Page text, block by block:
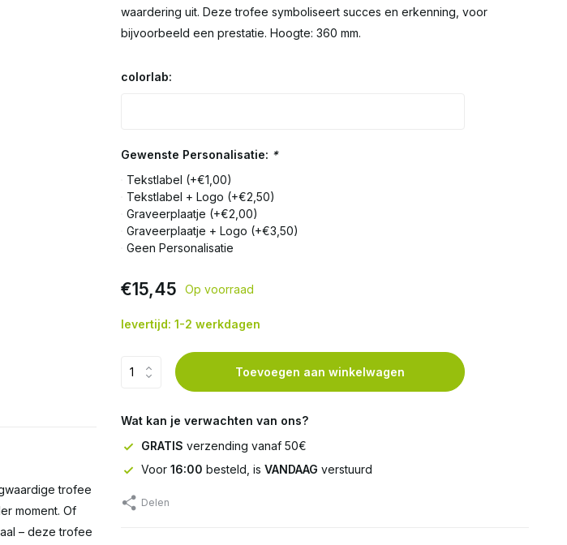
trofee
moment. Of
– deze trofee
waardering uit. Deze trofee symboliseert succes en erkenning, voor
bijvoorbeeld een prestatie. Hoogte: 360 mm.
colorlab:
Gewenste Personalisatie: *
Tekstlabel (+€1,00)
Tekstlabel + Logo (+€2,50)
Graveerplaatje (+€2,00)
Graveerplaatje + Logo (+€3,50)
Geen Personalisatie
€15,45 Op voorraad
levertijd: 1-2 werkdagen
Toevoegen aan winkelwagen
Wat kan je verwachten van ons?
GRATIS verzending vanaf 50€
Voor 16:00 besteld, is VANDAAG verstuurd
Delen